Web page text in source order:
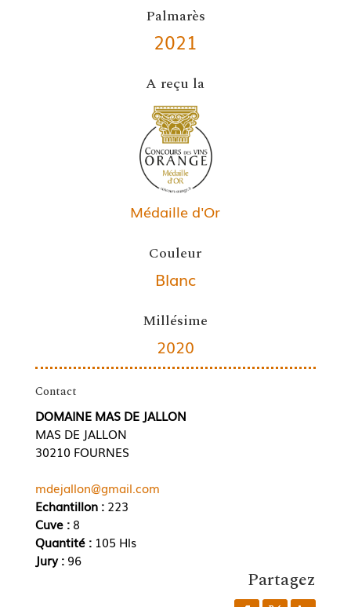
Palmarès
2021
A reçu la
Médaille d'Or
Couleur
Blanc
Millésime
2020
Contact
DOMAINE MAS DE JALLON
MAS DE JALLON
30210 FOURNES
mdejallon@gmail.com
Echantillon :223
Cuve : 8
Quantité : 105 Hls
Jury : 96
Partagez